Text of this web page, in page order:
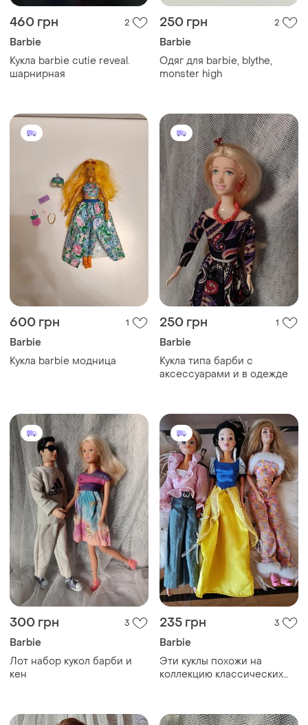
460 грн 2
Barbie
Кукла barbie cutie reveal.
шарнирная
250 грн 2
Barbie
Одяг для barbie, blythe,
monster high
600 грн 1
Barbie
Кукла barbie модница
250 грн 1
Barbie
Кукла типа барби с
аксессуарами и в одежде
300 грн 3
Barbie
Лот набор кукол барби и
кен
235 грн 3
Barbie
Эти куклы похожи на
коллекцию классических
barbie от mattel или